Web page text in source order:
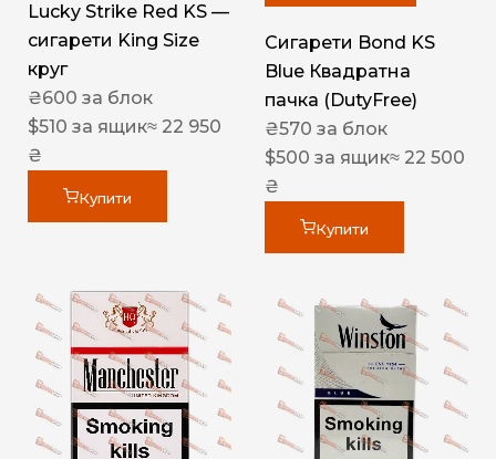
Lucky Strike Red KS —
сигарети King Size
круг
₴600 за блок
$510 за ящик≈ 22 950
₴
Купити
Сигарети Bond KS
Blue Квадратна
пачка (DutyFree)
₴570 за блок
$500 за ящик≈ 22 500
₴
Купити